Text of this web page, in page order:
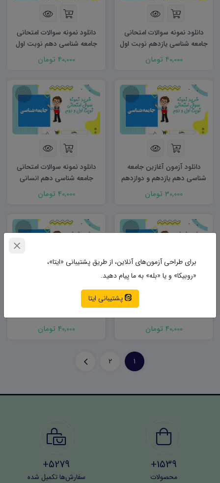
دانلود نمونه سوالات امتحانی
جامعه شناسی یازدهم نوبت اول
۱۴۰۳ word
40,000 تومان
دانلود نمونه سوالات امتحانی
جامعه شناسی دهم نوبت اول
۱۴۰۳ word
40,000 تومان
دانلود آزمون آغازین جامعه
شناسی دهم یازدهم و دوازدهم
word30,000 تومان
دانلود نمونه سوالات امتحانی
جامعه شناسی دهم انسانی
شهریور ۱۴۰۳ word
40,000 تومان
دانلود نمونه سوالات امتحانی
شهریور ۱۴۰۳ word
40,000 تومان
دانلود نمونه سوالات امتحانی
40,000 تومان
1
2
1539+
محصولات
5279+
سفارش‌ها تکمیل شده
برای طراحی آزمون‌های آنلاین، از طریق پشتیبانی «ایتا»،
«روبیکا» و یا «بله» به ما پیام دهید.
پشتیبانی ایتا